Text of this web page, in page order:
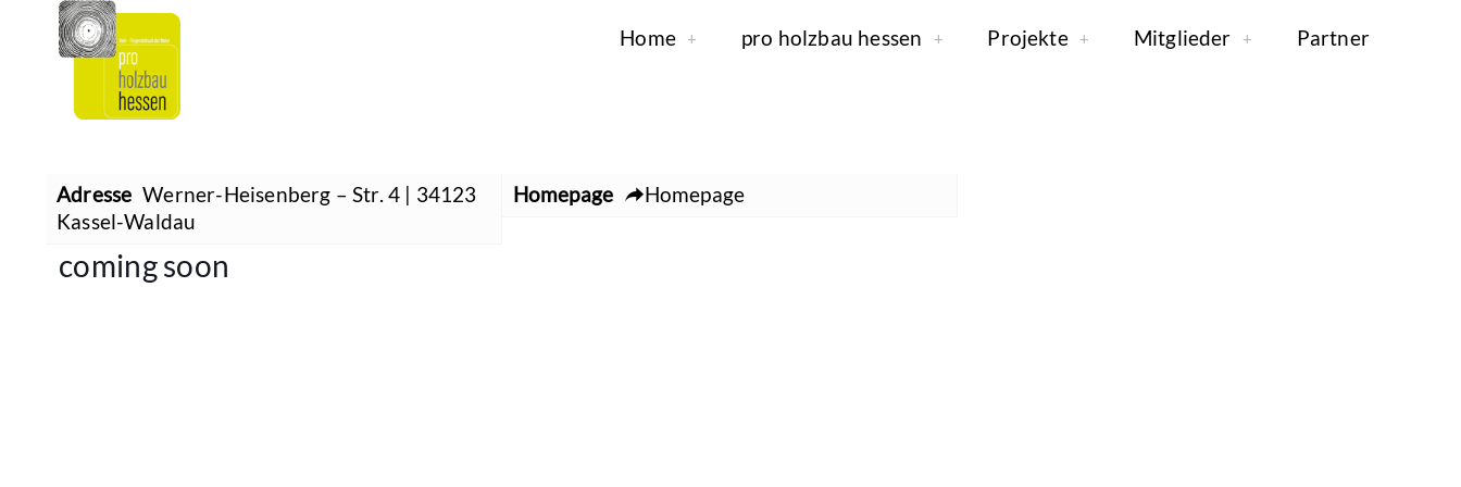
Home pro holzbau hessen Projekte Mitglieder Partner
Adresse Werner-Heisenberg – Str. 4 | 34123
Kassel-Waldau
Homepage Homepage
coming soon